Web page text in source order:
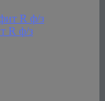
R ф/з